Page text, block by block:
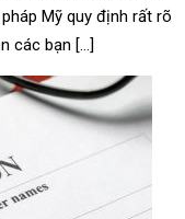
Mỹ quy định rất rõ
các bạn […]